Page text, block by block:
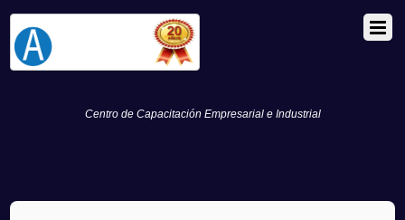
Centro de Capacitación Empresarial e Industrial